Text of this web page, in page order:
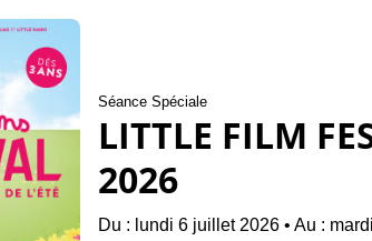
Séance Spéciale
LITTLE FILM
2026
Du : lundi 6 juillet 2026 • Au :